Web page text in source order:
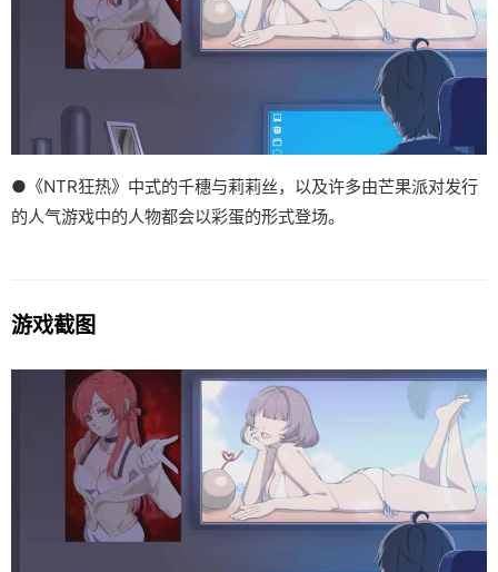
●《NTR狂热》中式的千穗与莉莉丝，以及许多由芒果派对发行
的人气游戏中的人物都会以彩蛋的形式登场。
游戏截图